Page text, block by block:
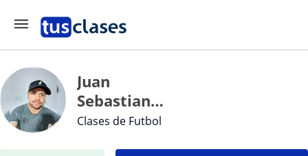
Juan
Sebastian
Cocinero
Clases de Futbol